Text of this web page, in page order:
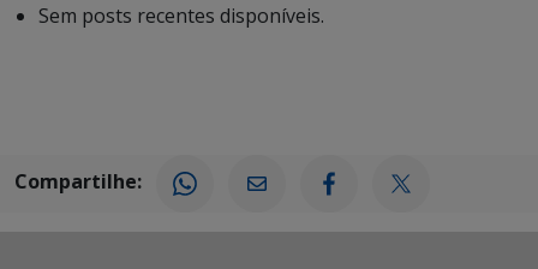
Sem posts recentes disponíveis.
Compartilhe: